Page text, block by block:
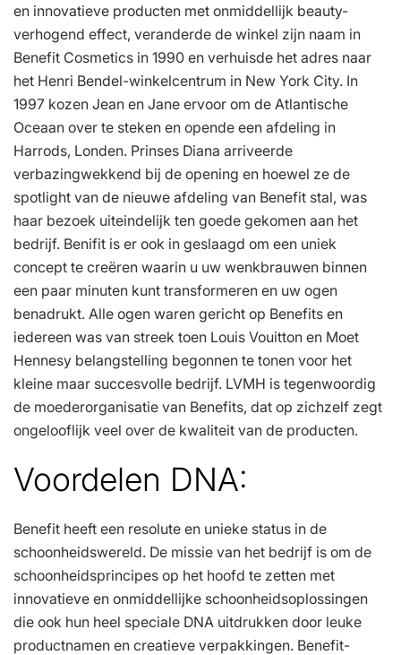
en innovatieve producten met onmiddellijk beauty-
verhogend effect, veranderde de winkel zijn naam in
Benefit Cosmetics in 1990 en verhuisde het adres naar
het Henri Bendel-winkelcentrum in New York City. In
1997 kozen Jean en Jane ervoor om de Atlantische
Oceaan over te steken en opende een afdeling in
Harrods, Londen. Prinses Diana arriveerde
verbazingwekkend bij de opening en hoewel ze de
spotlight van de nieuwe afdeling van Benefit stal, was
haar bezoek uiteindelijk ten goede gekomen aan het
bedrijf. Benifit is er ook in geslaagd om een uniek
concept te creëren waarin u uw wenkbrauwen binnen
een paar minuten kunt transformeren en uw ogen
benadrukt. Alle ogen waren gericht op Benefits en
iedereen was van streek toen Louis Vouitton en Moet
Hennesy belangstelling begonnen te tonen voor het
kleine maar succesvolle bedrijf. LVMH is tegenwoordig
de moederorganisatie van Benefits, dat op zichzelf zegt
ongelooflijk veel over de kwaliteit van de producten.
Voordelen DNA:
Benefit heeft een resolute en unieke status in de
schoonheidswereld. De missie van het bedrijf is om de
schoonheidsprincipes op het hoofd te zetten met
innovatieve en onmiddellijke schoonheidsoplossingen
die ook hun heel speciale DNA uitdrukken door leuke
productnamen en creatieve verpakkingen. Benefit-